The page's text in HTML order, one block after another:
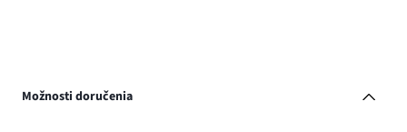
Možnosti doručenia